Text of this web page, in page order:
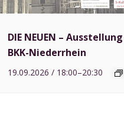
DIE NEUEN –
BKK-Niederrhein
19.09.2026 / 18:00–20:30